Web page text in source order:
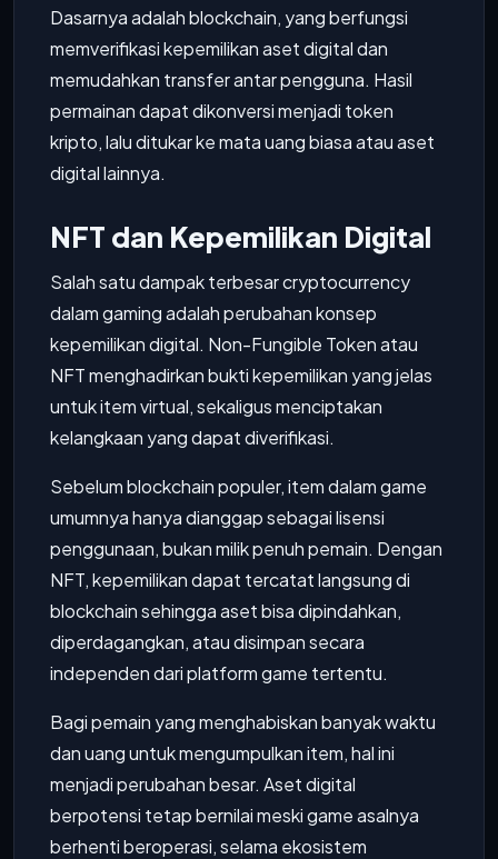
Dasarnya adalah blockchain, yang berfungsi
memverifikasi kepemilikan aset digital dan
memudahkan transfer antar pengguna. Hasil
permainan dapat dikonversi menjadi token
kripto, lalu ditukar ke mata uang biasa atau aset
digital lainnya.
NFT dan Kepemilikan Digital
Salah satu dampak terbesar cryptocurrency
dalam gaming adalah perubahan konsep
kepemilikan digital. Non-Fungible Token atau
NFT menghadirkan bukti kepemilikan yang jelas
untuk item virtual, sekaligus menciptakan
kelangkaan yang dapat diverifikasi.
Sebelum blockchain populer, item dalam game
umumnya hanya dianggap sebagai lisensi
penggunaan, bukan milik penuh pemain. Dengan
NFT, kepemilikan dapat tercatat langsung di
blockchain sehingga aset bisa dipindahkan,
diperdagangkan, atau disimpan secara
independen dari platform game tertentu.
Bagi pemain yang menghabiskan banyak waktu
dan uang untuk mengumpulkan item, hal ini
menjadi perubahan besar. Aset digital
berpotensi tetap bernilai meski game asalnya
berhenti beroperasi, selama ekosistem